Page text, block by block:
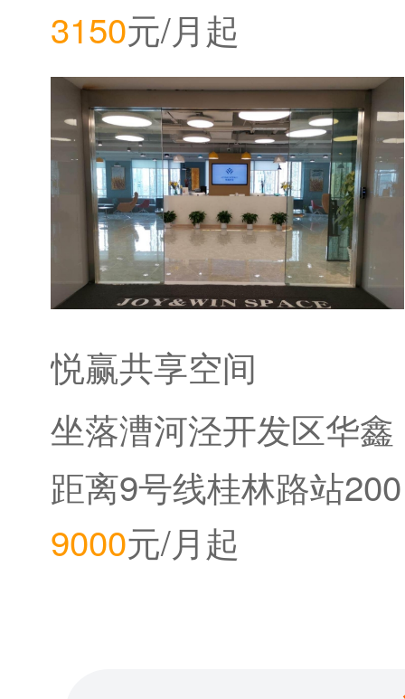
站
3150元/月起
悦赢共享空间
坐落漕河泾开发区华鑫
中心
距离9号线桂林路站200
米。距离12号线桂林公
9000元/月起